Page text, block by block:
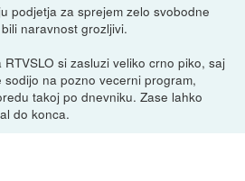
podjetja za sprejem zelo svobodne
naravnost grozljivi.
si zasluzi veliko crno piko, saj
na pozno vecerni program,
takoj po dnevniku. Zase lahko
do konca.